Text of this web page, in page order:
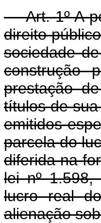
Art. 1º A
direito
sociedade
construção
prestação
títulos de
emitidos
parcela do
diferida na
lei nº
lucro real
alienação